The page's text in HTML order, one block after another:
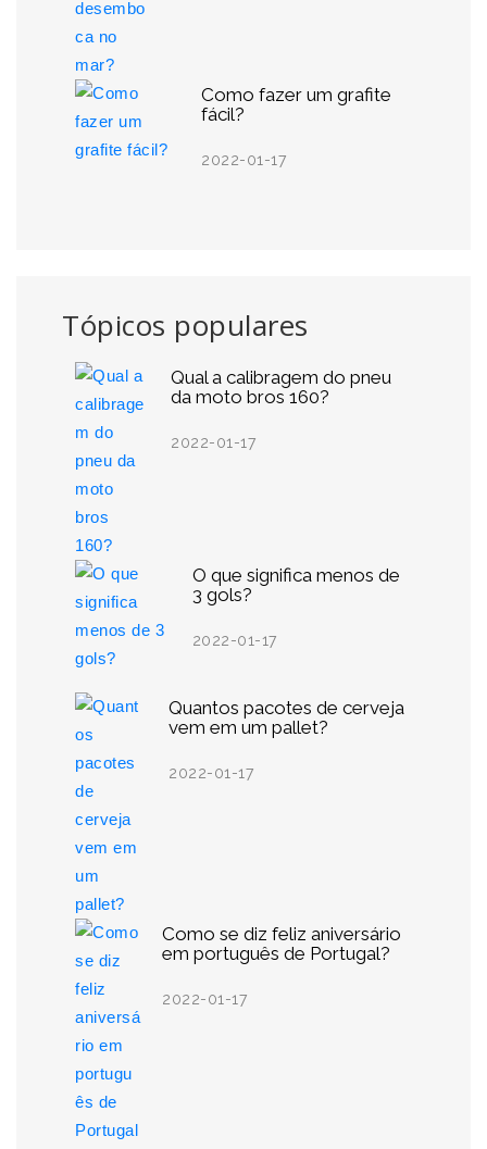
Como fazer um grafite
fácil?
2022-01-17
Tópicos populares
Qual a calibragem do pneu
da moto bros 160?
2022-01-17
O que significa menos de
3 gols?
2022-01-17
Quantos pacotes de cerveja
vem em um pallet?
2022-01-17
Como se diz feliz aniversário
em português de Portugal?
2022-01-17